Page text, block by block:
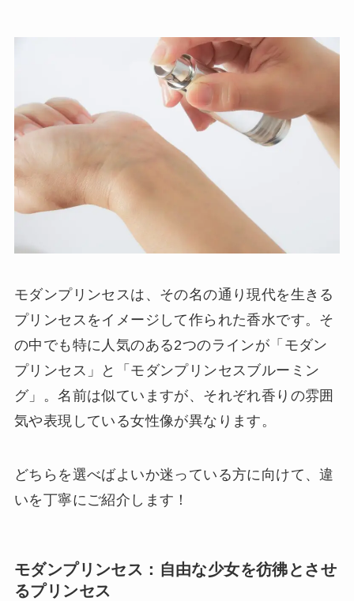
モダンプリンセスは、その名の通り現代を生きる
プリンセスをイメージして作られた香水です。そ
の中でも特に人気のある2つのラインが「モダン
プリンセス」と「モダンプリンセスブルーミン
グ」。名前は似ていますが、それぞれ香りの雰囲
気や表現している女性像が異なります。
どちらを選べばよいか迷っている方に向けて、違
いを丁寧にご紹介します！
モダンプリンセス：自由な少女を彷彿とさせ
るプリンセス